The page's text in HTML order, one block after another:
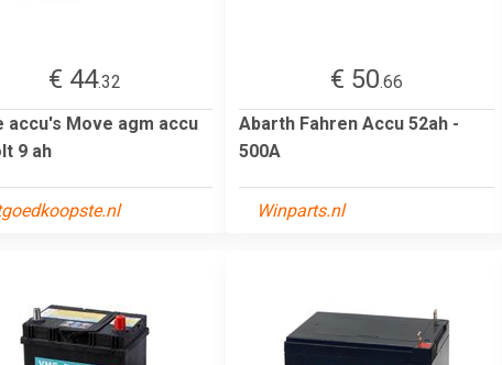
€ 44.32
accu's Move agm accu
9 ah
€ 50.66
Abarth Fahren Accu 52ah -
500A
Winparts.nl